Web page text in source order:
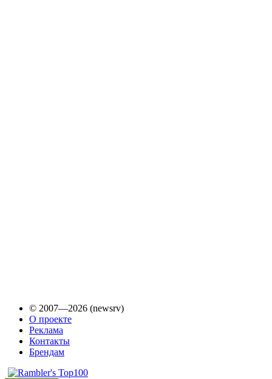
© 2007—2026 (newsrv)
О проекте
Реклама
Контакты
Брендам